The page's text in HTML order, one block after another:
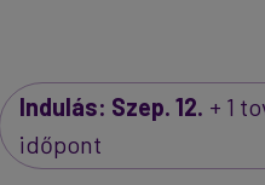
Indulás: Szep. 12. + 1
időpont